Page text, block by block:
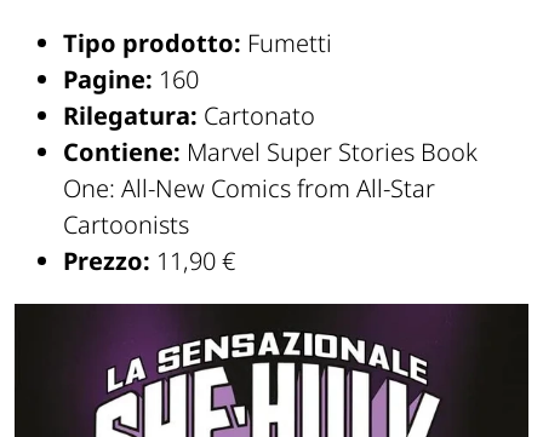
Tipo prodotto: Fumetti
Pagine: 160
Rilegatura: Cartonato
Contiene: Marvel Super Stories Book
One: All-New Comics from All-Star
Cartoonists
Prezzo: 11,90 €